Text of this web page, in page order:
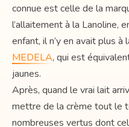
connue est celle de la
l’allaitement à la Lanoline,
enfant, il n’y en avait plus à
MEDELA, qui est
jaunes.
Après, quand le vrai lait
mettre de la crème tout le
nombreuses vertus dont